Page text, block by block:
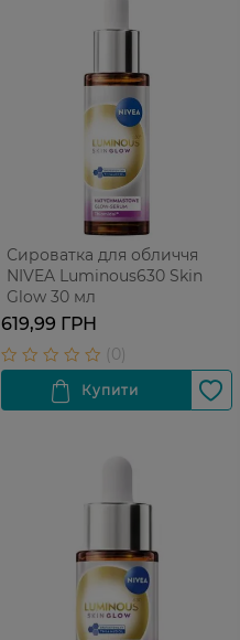
Сироватка для обличчя
NIVEA Luminous630 Skin
Glow 30 мл
619,99 ГРН